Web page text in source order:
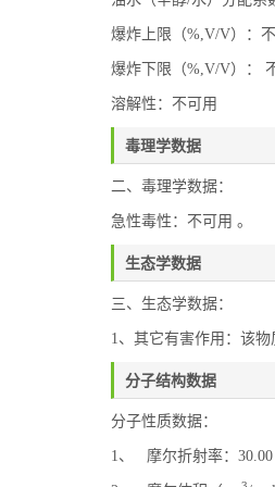
爆炸上限（%,V/V）：
爆炸下限（%,V/V）：
溶解性：不可用
毒理学数据
二、毒理学数据：
急性毒性：不可用 。
生态学数据
三、生态学数据：
1、其它有害作用：该
分子结构数据
分子性质数据：
1、 摩尔折射率：30.00